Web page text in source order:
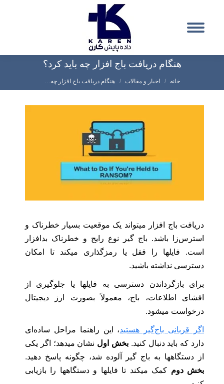
هنگام دریافت باج افزار چه باید کرد؟
شما اینجا هستید:
خانه اخبار و مقالات هنگام دریافت باج افزار چه…
دریافت باج افزار میتواند یک موقعیت بسیار خطرناک و
استرس‌زا باشد. باج‌ گیر نوع رایج و خطرناک بدافزار
است. فایلها را قفل یا رمزگذاری میکند تا امکان
دسترسی نداشته باشید.
برای بازگرداندن دسترسی به فایلها یا جلوگیری از
افشای اطلاعات، باج، معمولاً بصورت ارز دیجیتال
درخواست میشود.
اگر قربانی باج‌گیر هستید، این راهنما مراحل ساده‌ای
دارد که باید دنبال کنید. بخش اول نشان میدهد؛ اگر یکی
از دستگاهها به باج‌ گیر آلوده شد، چگونه پاسخ دهید.
بخش دوم کمک میکند تا فایلها و دستگاهها را بازیابی